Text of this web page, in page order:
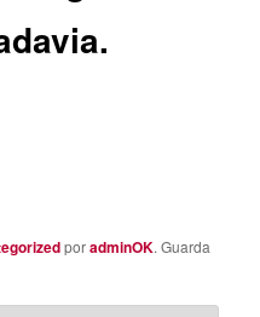
poradminOK. Guarda